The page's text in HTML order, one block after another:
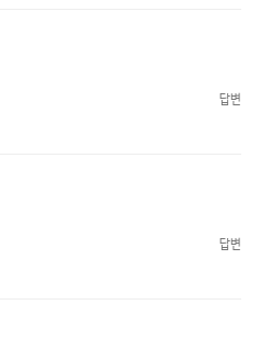
답변
답변